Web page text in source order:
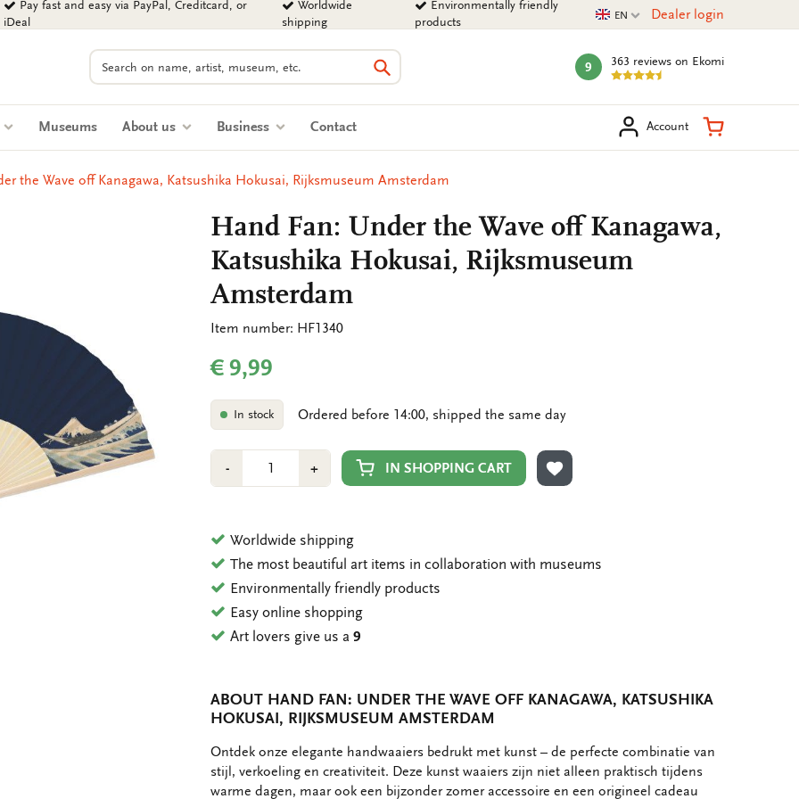
Pay fast and easy via PayPal, Creditcard, or
iDeal
Worldwide
shipping
Environmentally friendly
products
Current language
EN Dealer login
Search
Search
mark:
9 363 reviews on Ekomi
Museums About us Business Contact Account Shopping
the Wave off Kanagawa, Katsushika Hokusai, Rijksmuseum Amsterdam
Hand Fan: Under the Wave off Kanagawa,
Katsushika Hokusai, Rijksmuseum
Amsterdam
Item number: HF1340
€ 9,99
In stock Ordered before 14:00, shipped the same day
-Min
1
+Plus
1
IN SHOPPING CART
ADD TO WISHLIST
Worldwide shipping
The most beautiful art items in collaboration with museums
Environmentally friendly products
Easy online shopping
Art lovers give us a9
ABOUT HAND FAN: UNDER THE WAVE OFF KANAGAWA, KATSUSHIKA
HOKUSAI, RIJKSMUSEUM AMSTERDAM
OMSCHRIJVING
Ontdek onze elegante handwaaiers bedrukt met kunst – de perfecte combinatie van
stijl, verkoeling en creativiteit. Deze kunst waaiers zijn niet alleen praktisch tijdens
warme dagen, maar ook een bijzonder zomer accessoire en een origineel cadeau